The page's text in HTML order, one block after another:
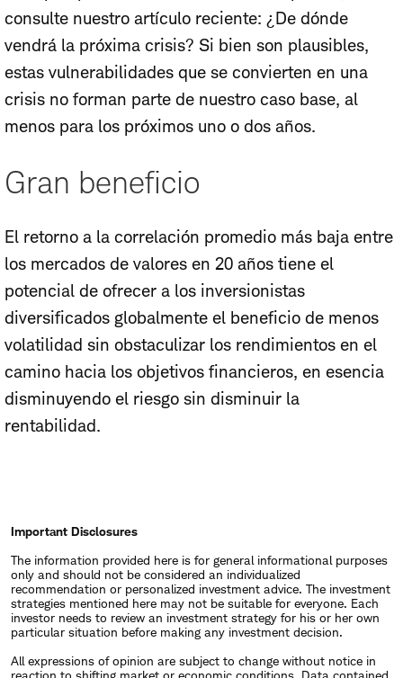
consulte nuestro artículo reciente: ¿De dónde
vendrá la próxima crisis? Si bien son plausibles,
estas vulnerabilidades que se convierten en una
crisis no forman parte de nuestro caso base, al
menos para los próximos uno o dos años.
Gran beneficio
El retorno a la correlación promedio más baja entre
los mercados de valores en 20 años tiene el
potencial de ofrecer a los inversionistas
diversificados globalmente el beneficio de menos
volatilidad sin obstaculizar los rendimientos en el
camino hacia los objetivos financieros, en esencia
disminuyendo el riesgo sin disminuir la
rentabilidad.
Important Disclosures
The information provided here is for general informational purposes
only and should not be considered an individualized
recommendation or personalized investment advice. The investment
strategies mentioned here may not be suitable for everyone. Each
investor needs to review an investment strategy for his or her own
particular situation before making any investment decision.
All expressions of opinion are subject to change without notice in